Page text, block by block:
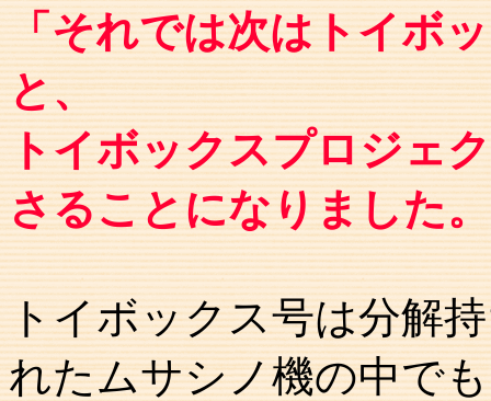
「それでは次はトイボ
と、
トイボックスプロジェ
さることになりました。
トイボックス号は分解
れたムサシノ機の中で